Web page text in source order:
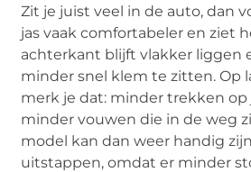
Zit je juist veel in de auto, dan
jas vaak comfortabeler en ziet
achterkant blijft vlakker liggen
minder snel klem te zitten. Op
merk je dat: minder trekken
minder vouwen die in de weg
model kan dan weer handig
uitstappen, omdat er minder